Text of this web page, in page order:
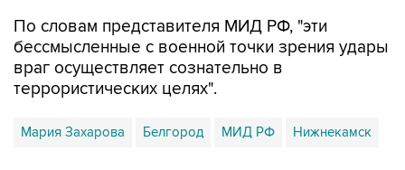
По словам представителя МИД РФ, "эти
бессмысленные с военной точки зрения удары
враг осуществляет сознательно в
террористических целях".
Мария Захарова Белгород МИД РФ Нижнекамск